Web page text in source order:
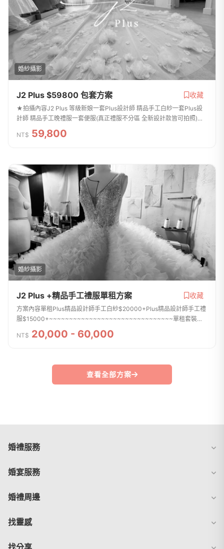
婚紗攝影
J2 Plus $59800 包套方案 收藏
★拍攝內容J2 Plus 等級新娘一套Plus設計師 精品手工白紗一套Plus設
計師 精品手工晚禮服一套便服(真正禮服不分區 全新設計款皆可拍照)新
郎拍攝西服提供二套 便服一套整體造型全程跟拍服務免費提供安瓶 / 拍
攝道具 手...
NT$ 59,800
婚紗攝影
J2 Plus +精品手工禮服單租方案 收藏
方案內容單租Plus精品設計師手工白紗$20000+Plus精品設計師手工禮
服$15000+~~~~~~~~~~~~~~~~~~~~~~~~~~~~~~~單租套裝
$45000一套Plus精品設計師手工白紗二套Plus精品設計師手工禮服贈
結婚捧花+6朵胸花($3000)(此包套...
NT$ 20,000 - 60,000
查看全部方案
婚禮服務
婚宴服務
婚禮周邊
找靈感